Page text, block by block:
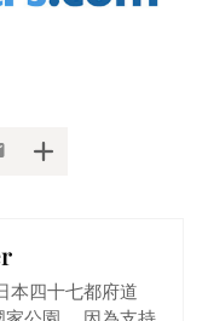
本四十七都府道